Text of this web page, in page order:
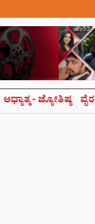
ಆಧ್ಯಾತ್ಮ- ಜ್ಯೋತಿಷ್ಯ